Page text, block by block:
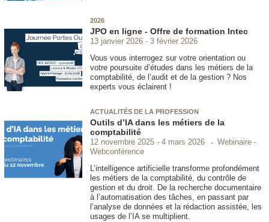
2026
JPO en ligne - Offre de formation Intec
13 janvier 2026
3 février 2026
Vous vous interrogez sur votre orientation ou
votre poursuite d’études dans les métiers de la
comptabilité, de l’audit et de la gestion ? Nos
experts vous éclairent !
ACTUALITÉS DE LA PROFESSION
Outils d’IA dans les métiers de la
comptabilité
12 novembre 2025 4 mars 2026
Webinaire -
Webconférence
L’intelligence artificielle transforme profondément
les métiers de la comptabilité, du contrôle de
gestion et du droit. De la recherche documentaire
à l’automatisation des tâches, en passant par
l’analyse de données et la rédaction assistée, les
usages de l’IA se multiplient.